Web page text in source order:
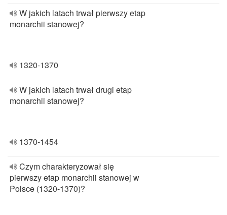
W jakich latach trwał pierwszy etap
monarchii stanowej?
1320-1370
W jakich latach trwał drugi etap
monarchii stanowej?
1370-1454
Czym charakteryzował się
pierwszy etap monarchii stanowej w
Polsce (1320-1370)?